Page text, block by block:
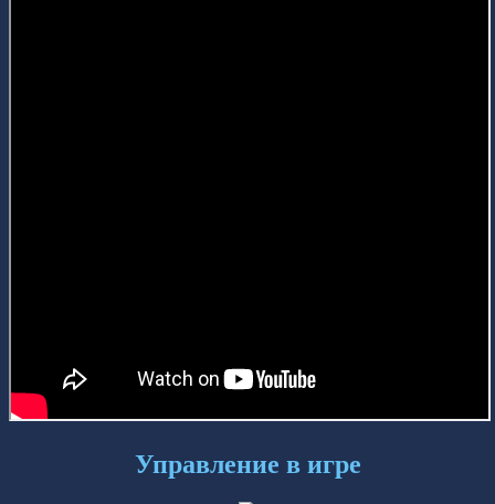
Управление в игре